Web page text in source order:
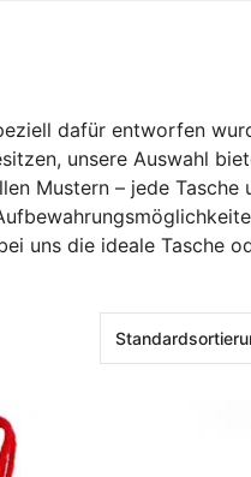
dafür entworfen
unsere Auswahl
Mustern – jede Tasche
uns die ideale Tasche